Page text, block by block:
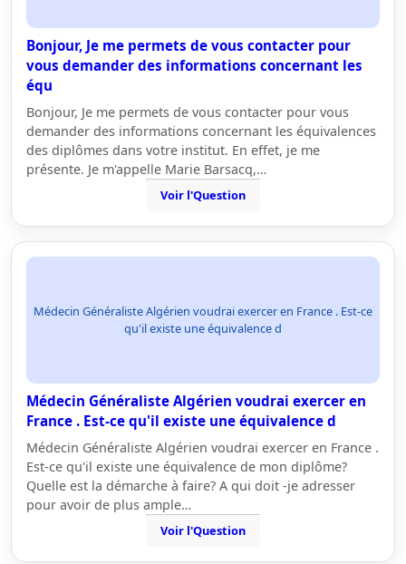
Bonjour, Je me permets de vous contacter pour
vous demander des informations concernant les
équ
Bonjour, Je me permets de vous contacter pour vous
demander des informations concernant les équivalences
des diplômes dans votre institut. En effet, je me
présente. Je m'appelle Marie Barsacq,…
Voir l'Question
Médecin Généraliste Algérien voudrai exercer en France . Est-ce
qu'il existe une équivalence d
Médecin Généraliste Algérien voudrai exercer en
France . Est-ce qu'il existe une équivalence d
Médecin Généraliste Algérien voudrai exercer en France .
Est-ce qu'il existe une équivalence de mon diplôme?
Quelle est la démarche à faire? A qui doit -je adresser
pour avoir de plus ample…
Voir l'Question